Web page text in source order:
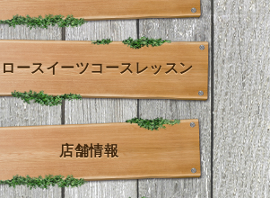
ロースイーツコースレッスン
店舗情報